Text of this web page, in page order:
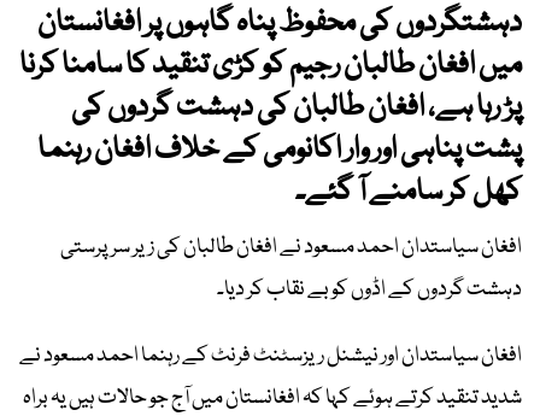
دہشتگردوں کی محفوظ پناہ گاہوں پر افغانستان
میں افغان طالبان رجیم کو کڑی تنقید کا سامنا کرنا
پڑ رہا ہے، افغان طالبان کی دہشت گردوں کی
پشت پناہی اور وار اکانومی کے خلاف افغان رہنما
کھل کر سامنے آ گئے۔
افغان سیاستدان احمد مسعود نے افغان طالبان کی زیر سرپرستی
دہشت گردوں کے اڈوں کو بے نقاب کر دیا۔
افغان سیاستدان اور نیشنل ریزسٹنٹ فرنٹ کے رہنما احمد مسعود نے
شدید تنقید کرتے ہوئے کہا کہ افغانستان میں آج جو حالات ہیں یہ براہ